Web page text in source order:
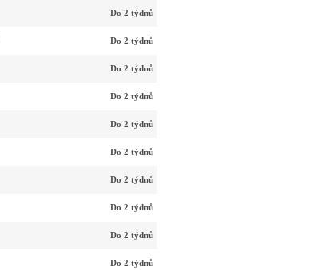
Do 2 týdnů
Do 2 týdnů
Do 2 týdnů
Do 2 týdnů
Do 2 týdnů
Do 2 týdnů
Do 2 týdnů
Do 2 týdnů
Do 2 týdnů
Do 2 týdnů